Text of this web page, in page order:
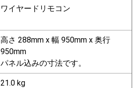
ワイヤードリモコン
高さ 288mm x 幅 950mm x 奥行
950mm
パネル込みの寸法です。
21.0 kg